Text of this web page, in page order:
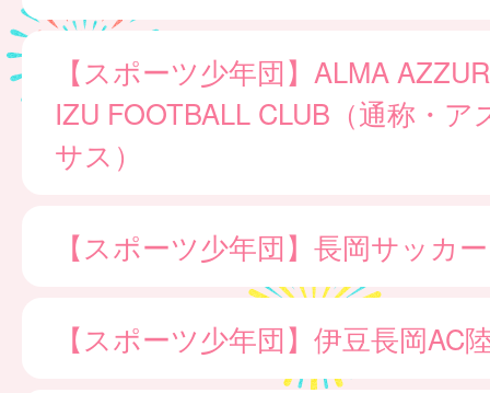
【スポーツ少年団】ALMA
IZU FOOTBALL CLUB（通称・
サス）
【スポーツ少年団】長岡サッカー
【スポーツ少年団】伊豆長岡AC